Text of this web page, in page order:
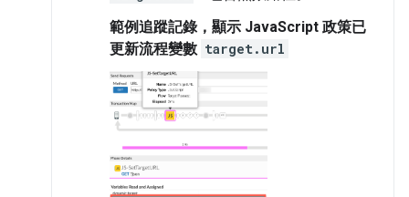
範例追蹤記錄，顯示 JavaScript 政策已
更新流程變數 target.url